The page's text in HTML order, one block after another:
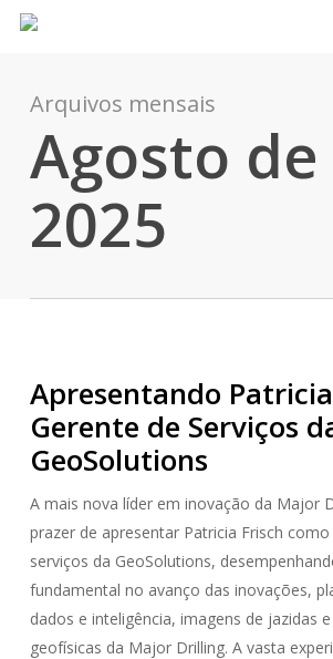
Pular
conteúdo
Arquivos mensais
Agosto de
2025
Apresentando
Gerente de Serviços
GeoSolutions
A mais nova líder em inovação da Major
prazer de apresentar Patricia Frisch
serviços da GeoSolutions,
fundamental no avanço das inovações,
dados e inteligência, imagens de jazidas
geofísicas da Major Drilling. A vasta